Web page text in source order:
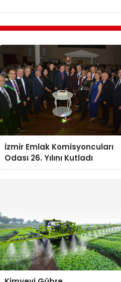
İzmir Emlak Komisyoncuları
Odası 26. Yılını Kutladı